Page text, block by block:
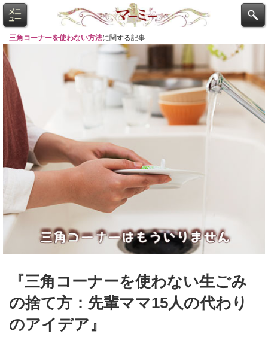
三角コーナーを使わない方法に関する記事
『三角コーナーを使わない生ごみ
の捨て方：先輩ママ15人の代わり
のアイデア』